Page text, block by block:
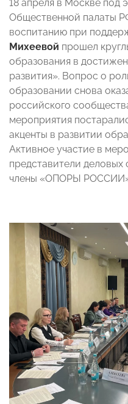
18 апреля в Москве под
Общественной палаты
воспитанию при
Михеевой прошел
образования в
развития». Вопрос о
образовании снова
российского
мероприятия
акценты в развитии
Активное участие в
представители
члены «ОПОРЫ